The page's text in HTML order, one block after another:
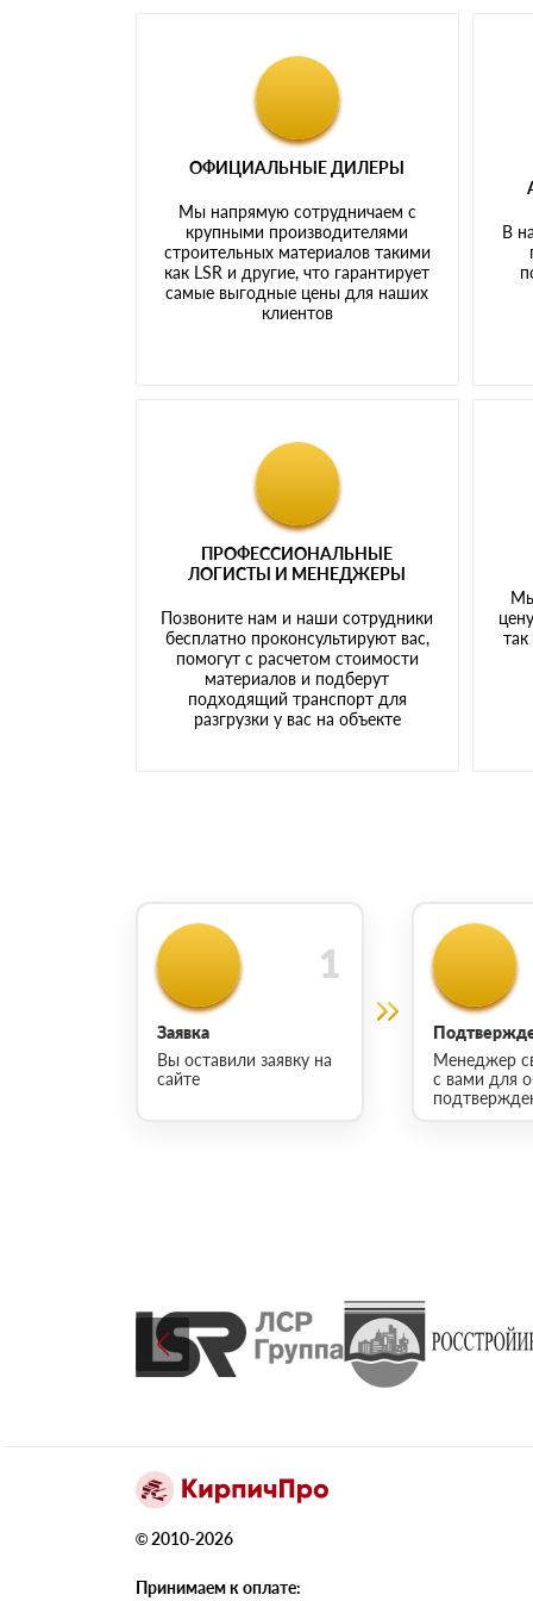
ОФИЦИАЛЬНЫЕ ДИЛЕРЫ
Мы напрямую сотрудничаем с
крупными производителями
строительных материалов такими
как LSR и другие, что гарантирует
самые выгодные цены для наших
клиентов
В
ПРОФЕССИОНАЛЬНЫЕ
ЛОГИСТЫ И МЕНЕДЖЕРЫ
Позвоните нам и наши сотрудники
бесплатно проконсультируют вас,
помогут с расчетом стоимости
материалов и подберут
подходящий транспорт для
разгрузки у вас на объекте
Заявка
Вы оставили заявку на
сайте
Менеджер
с вами для
© 2010-2026
Принимаем к оплате: